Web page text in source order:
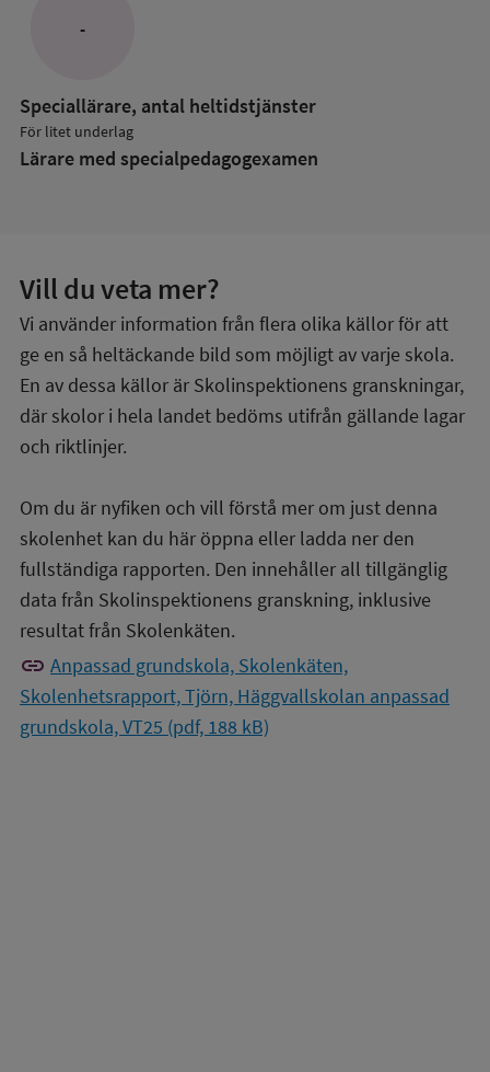
-
Speciallärare, antal heltidstjänster
För litet underlag
Lärare med specialpedagog­examen
Vill du veta mer?
Vi använder information från flera olika källor för att
ge en så heltäckande bild som möjligt av varje skola.
En av dessa källor är Skolinspektionens granskningar,
där skolor i hela landet bedöms utifrån gällande lagar
och riktlinjer.
Om du är nyfiken och vill förstå mer om just denna
skolenhet kan du här öppna eller ladda ner den
fullständiga rapporten. Den innehåller all tillgänglig
data från Skolinspektionens granskning, inklusive
resultat från Skolenkäten.
link Anpassad grundskola, Skolenkäten,
Skolenhetsrapport, Tjörn, Häggvallskolan anpassad
grundskola, VT25 (pdf, 188 kB)